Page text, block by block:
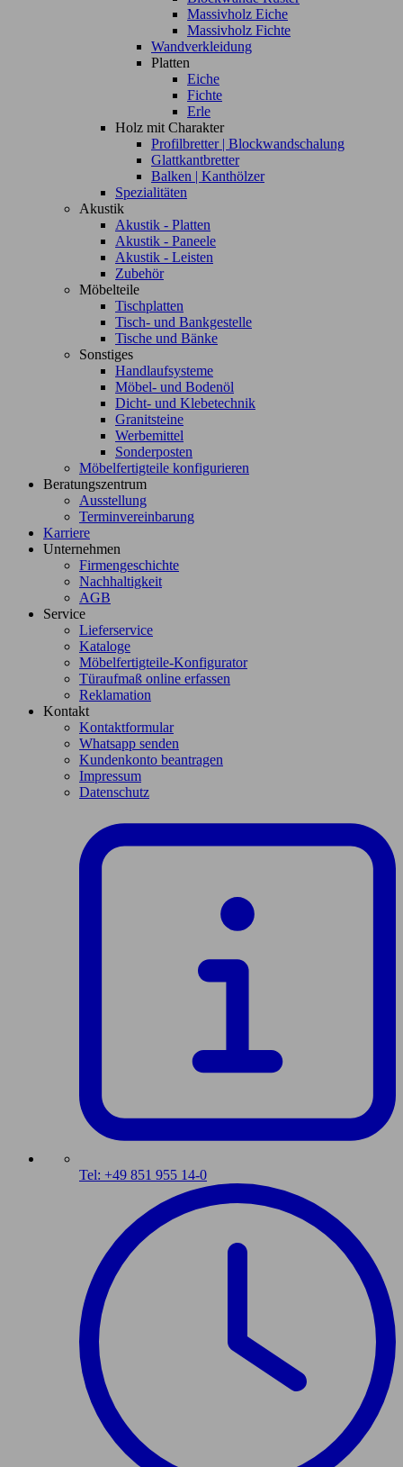
Massivholz Eiche
Massivholz Fichte
Wandverkleidung
Platten
Eiche
Fichte
Erle
Holz mit Charakter
Profilbretter | Blockwandschalung
Glattkantbretter
Balken | Kanthölzer
Spezialitäten
Akustik
Akustik - Platten
Akustik - Paneele
Akustik - Leisten
Zubehör
Möbelteile
Tischplatten
Tisch- und Bankgestelle
Tische und Bänke
Sonstiges
Handlaufsysteme
Möbel- und Bodenöl
Dicht- und Klebetechnik
Granitsteine
Werbemittel
Sonderposten
Möbelfertigteile konfigurieren
Beratungszentrum
Ausstellung
Terminvereinbarung
Karriere
Unternehmen
Firmengeschichte
Nachhaltigkeit
AGB
Service
Lieferservice
Kataloge
Möbelfertigteile-Konfigurator
Türaufmaß online erfassen
Reklamation
Kontakt
Kontaktformular
Whatsapp senden
Kundenkonto beantragen
Impressum
Datenschutz
Tel: +49 851 955 14-0